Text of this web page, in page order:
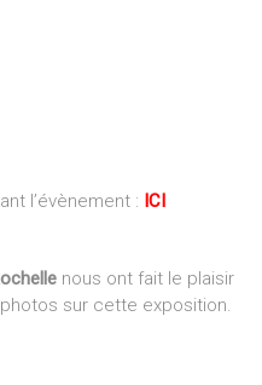
l’évènement : ICI
nous ont fait le plaisir
sur cette exposition.